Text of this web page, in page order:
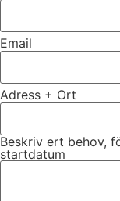
Email
Adress + Ort
Beskriv ert behov,
startdatum